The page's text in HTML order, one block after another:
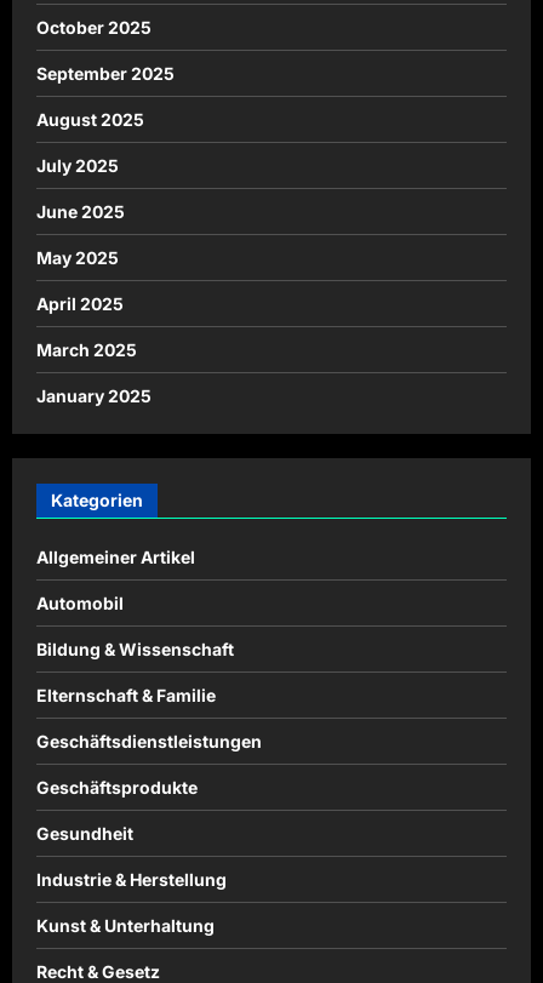
October 2025
September 2025
August 2025
July 2025
June 2025
May 2025
April 2025
March 2025
January 2025
Kategorien
Allgemeiner Artikel
Automobil
Bildung & Wissenschaft
Elternschaft & Familie
Geschäftsdienstleistungen
Geschäftsprodukte
Gesundheit
Industrie & Herstellung
Kunst & Unterhaltung
Recht & Gesetz